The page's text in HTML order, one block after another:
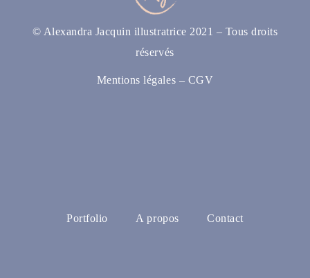
© Alexandra Jacquin illustratrice 2021 – Tous droits
réservés
Mentions légales – CGV
Portfolio A propos Contact